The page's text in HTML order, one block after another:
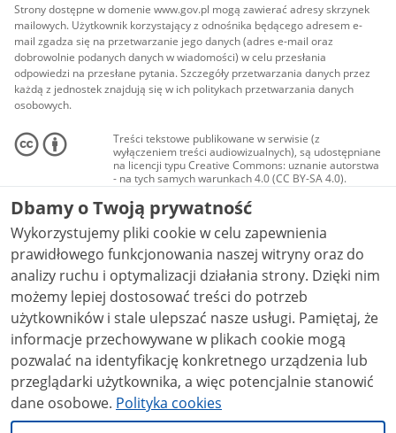
Strony dostępne w domenie www.gov.pl mogą zawierać adresy skrzynek
mailowych. Użytkownik korzystający z odnośnika będącego adresem e-
mail zgadza się na przetwarzanie jego danych (adres e-mail oraz
dobrowolnie podanych danych w wiadomości) w celu przesłania
odpowiedzi na przesłane pytania. Szczegóły przetwarzania danych przez
każdą z jednostek znajdują się w ich politykach przetwarzania danych
osobowych.
Treści tekstowe publikowane w serwisie (z
wyłączeniem treści audiowizualnych), są udostępniane
na licencji typu Creative Commons: uznanie autorstwa
- na tych samych warunkach 4.0 (CC BY-SA 4.0).
Materiały audiowizualne, w tym zdjęcia, materiały
audio i wideo, są udostępniane na licencji typu
Creative Commons: uznanie autorstwa użycie
niekomercyjne - bez utworów zależnych 4.0 (CC BY-
NC-ND 4.0), o ile nie jest to stwierdzone inaczej.
Dbamy o Twoją prywatność
Wykorzystujemy pliki cookie w celu zapewnienia
prawidłowego funkcjonowania naszej witryny oraz do
analizy ruchu i optymalizacji działania strony. Dzięki nim
możemy lepiej dostosować treści do potrzeb
użytkowników i stale ulepszać nasze usługi. Pamiętaj, że
informacje przechowywane w plikach cookie mogą
pozwalać na identyfikację konkretnego urządzenia lub
przeglądarki użytkownika, a więc potencjalnie stanowić
dane osobowe. Polityka cookies